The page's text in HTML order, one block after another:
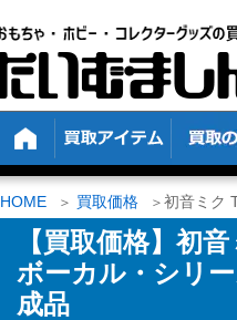
HOME 買取価格 初音ミク
【買取価格】初
ボーカル・シリ
成品